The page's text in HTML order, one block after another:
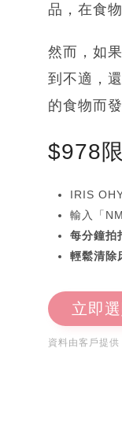
品，在食
然而，如
到不適，
的食物而
$978
IRIS
輸入「
每分鐘拍
輕鬆清除
立即
資料由客戶提供